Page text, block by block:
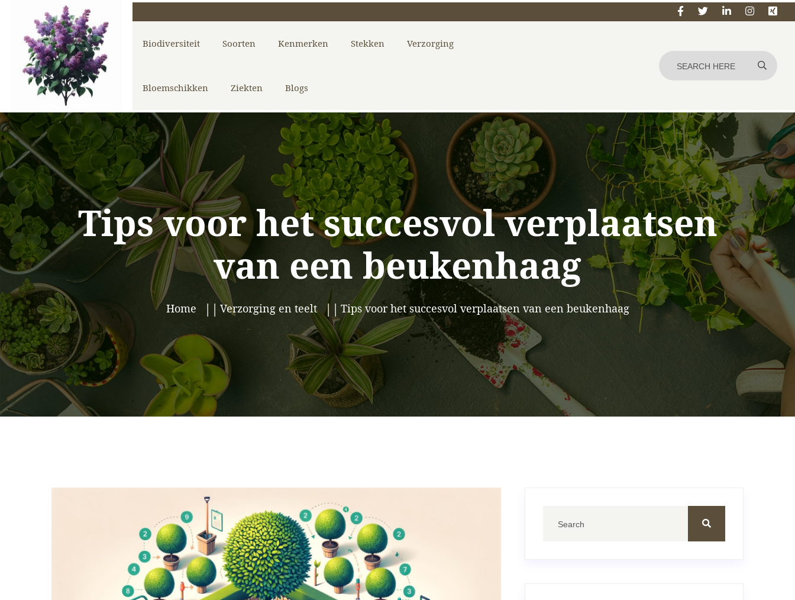
Biodiversiteit Soorten Kenmerken Stekken Verzorging
Bloemschikken Ziekten Blogs
Tips voor het succesvol verplaatsen
van een beukenhaag
Home Verzorging en teelt Tips voor het succesvol verplaatsen van een beukenhaag